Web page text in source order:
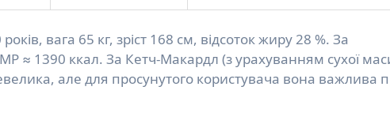
вага 65 кг, зріст 168 см, відсоток жиру 28 %. За
≈ 1390 ккал. За Кетч-Макардл (з урахуванням сухої
але для просунутого користувача вона важлива